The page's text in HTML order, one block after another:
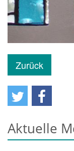
Zurück
Aktuelle